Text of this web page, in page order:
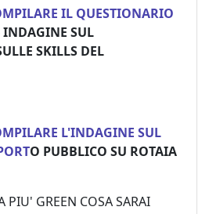
IL QUESTIONARIO
INDAGINE SUL
SKILLS DEL
L'INDAGINE SUL
O PUBBLICO SU ROTAIA
PIU' GREEN COSA SARAI